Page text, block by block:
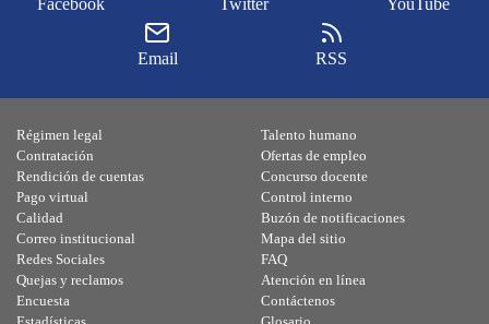
Facebook Twitter YouTube
Email RSS
Régimen legal
Contratación
Rendición de cuentas
Pago virtual
Calidad
Talento humano
Ofertas de empleo
Concurso docente
Control interno
Buzón de notificaciones
Correo institucional
Redes Sociales
Quejas y reclamos
Encuesta
Mapa del sitio
FAQ
Atención en línea
Contáctenos